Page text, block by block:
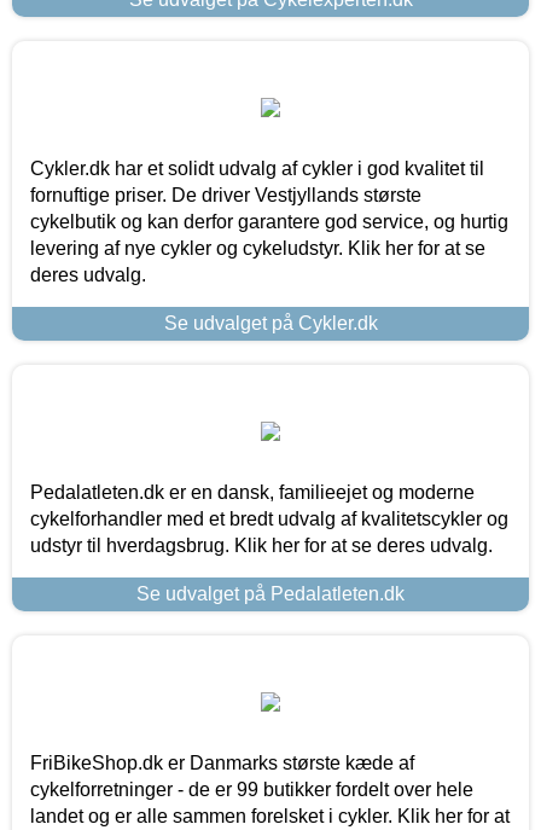
Cykler.dk har et solidt udvalg af cykler i god kvalitet til
fornuftige priser. De driver Vestjyllands største
cykelbutik og kan derfor garantere god service, og hurtig
levering af nye cykler og cykeludstyr. Klik her for at se
deres udvalg.
Se udvalget på Cykler.dk
Pedalatleten.dk er en dansk, familieejet og moderne
cykelforhandler med et bredt udvalg af kvalitetscykler og
udstyr til hverdagsbrug. Klik her for at se deres udvalg.
Se udvalget på Pedalatleten.dk
FriBikeShop.dk er Danmarks største kæde af
cykelforretninger - de er 99 butikker fordelt over hele
landet og er alle sammen forelsket i cykler. Klik her for at